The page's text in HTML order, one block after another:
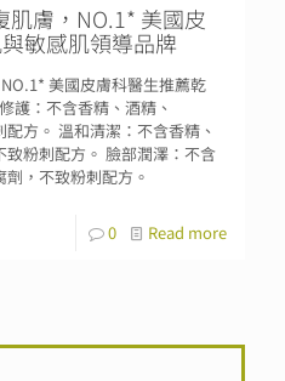
肌膚，NO.1* 美國皮
敏感肌領導品牌
美國皮膚科醫生推薦乾
護：不含香精、酒精、
方。 溫和清潔：不含香精、
粉刺配方。 臉部潤澤：不含
，不致粉刺配方。
0 Read more